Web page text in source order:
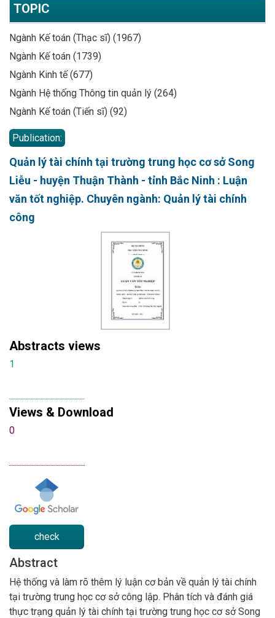
TOPIC
Ngành Kế toán (Thạc sĩ) (1967)
Ngành Kế toán (1739)
Ngành Kinh tế (677)
Ngành Hệ thống Thông tin quản lý (264)
Ngành Kế toán (Tiến sĩ) (92)
Publication:
Quản lý tài chính tại trường trung học cơ sở Song
Liễu - huyện Thuận Thành - tỉnh Bắc Ninh : Luận
văn tốt nghiệp. Chuyên ngành: Quản lý tài chính
công
Abstracts views
1
Views & Download
0
check
Abstract
Hệ thống và làm rõ thêm lý luận cơ bản về quản lý tài chính
tại trường trung học cơ sở công lập. Phân tích và đánh giá
thực trạng quản lý tài chính tại trường trung học cơ sở Song